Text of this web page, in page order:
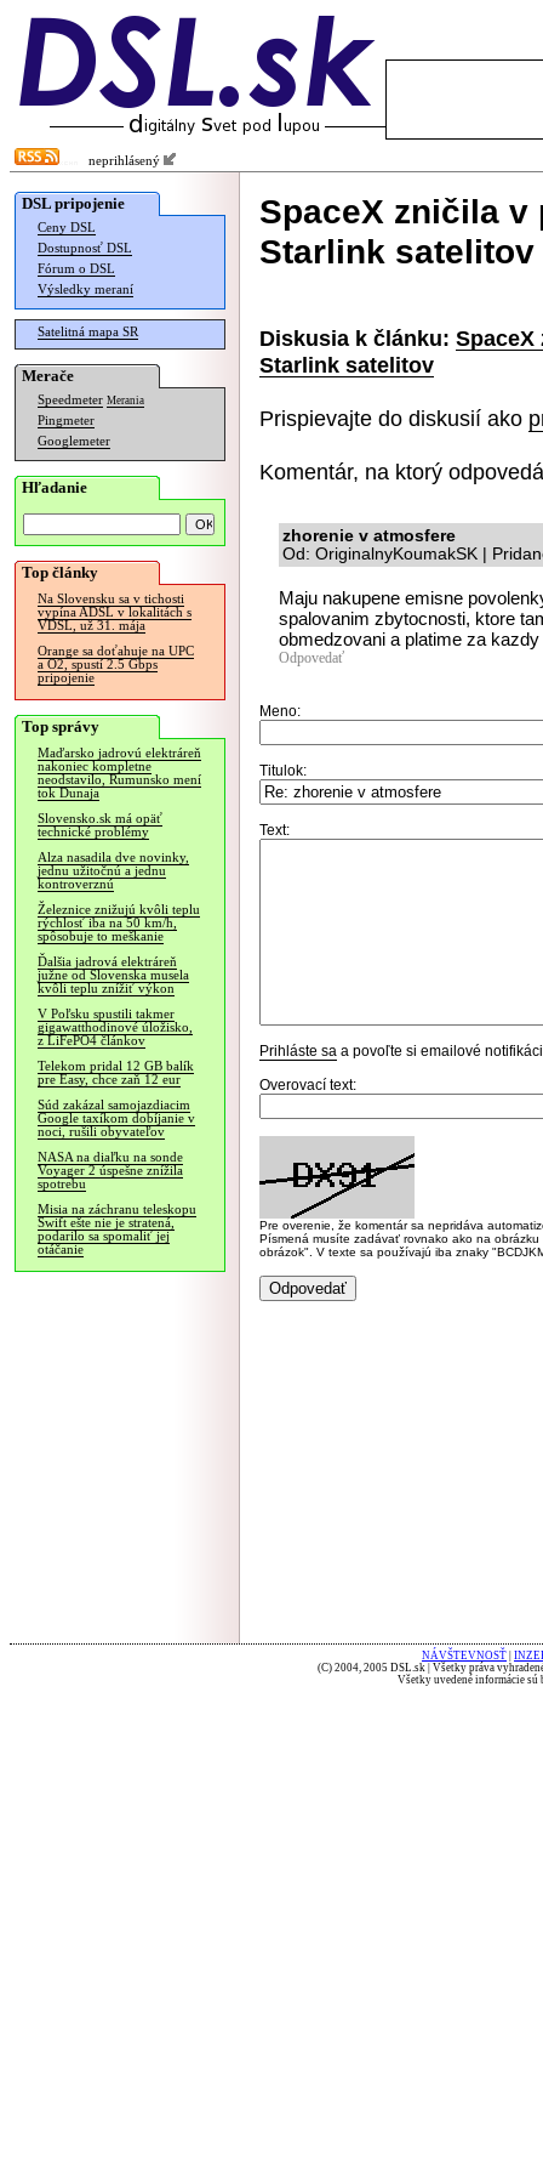
neprihlásený
DSL pripojenie
Ceny DSL
Dostupnosť DSL
Fórum o DSL
Výsledky meraní
Satelitná mapa SR
Merače
Speedmeter Merania
Pingmeter
Googlemeter
Hľadanie
Top články
Na Slovensku sa v tichosti
vypína ADSL v lokalitách s
VDSL, už 31. mája
Orange sa doťahuje na UPC
a O2, spustí 2.5 Gbps
pripojenie
Top správy
Maďarsko jadrovú elektráreň
nakoniec kompletne
neodstavilo, Rumunsko mení
tok Dunaja
Slovensko.sk má opäť
technické problémy
Alza nasadila dve novinky,
jednu užitočnú a jednu
kontroverznú
Železnice znižujú kvôli teplu
rýchlosť iba na 50 km/h,
spôsobuje to meškanie
Ďalšia jadrová elektráreň
južne od Slovenska musela
kvôli teplu znížiť výkon
V Poľsku spustili takmer
gigawatthodinové úložisko,
z LiFePO4 článkov
Telekom pridal 12 GB balík
pre Easy, chce zaň 12 eur
Súd zakázal samojazdiacim
Google taxíkom dobíjanie v
noci, rušili obyvateľov
NASA na diaľku na sonde
Voyager 2 úspešne znížila
spotrebu
Misia na záchranu teleskopu
Swift ešte nie je stratená,
podarilo sa spomaliť jej
otáčanie
SpaceX zničila
Starlink satelitov
Diskusia k článku:
Starlink satelitov
Prispievajte do diskusií ako
Komentár, na ktorý
zhorenie v atmosfere
Od: OriginalnyKoumakSK |
Maju nakupene emisne
spalovanim zbytocnosti, ktore
obmedzovani a platime za kazdy
Odpovedať
Meno:
Titulok:
Text:
Prihláste sa a povoľte si emailové
Overovací text:
Pre overenie, že komentár sa nepridáva
Písmená musíte zadávať rovnako ako na
obrázok". V texte sa používajú iba znaky
NÁVŠTEVNOSŤ
(C) 2004, 2005 DSL.sk | Všetky práva
Všetky uvedené informácie sú